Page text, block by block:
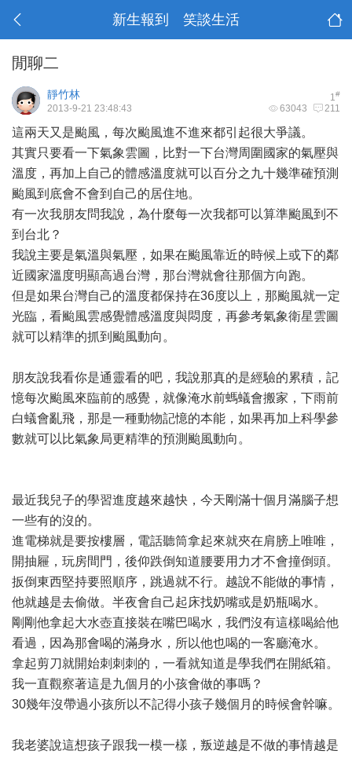
新生報到 笑談生活
閒聊二
1#
靜竹林
63043 211
2013-9-21 23:48:43
這兩天又是颱風，每次颱風進不進來都引起很大爭議。
其實只要看一下氣象雲圖，比對一下台灣周圍國家的氣壓與
溫度，再加上自己的體感溫度就可以百分之九十幾準確預測
颱風到底會不會到自己的居住地。
有一次我朋友問我說，為什麼每一次我都可以算準颱風到不
到台北？
我說主要是氣溫與氣壓，如果在颱風靠近的時候上或下的鄰
近國家溫度明顯高過台灣，那台灣就會往那個方向跑。
但是如果台灣自己的溫度都保持在36度以上，那颱風就一定
光臨，看颱風雲感覺體感溫度與悶度，再參考氣象衛星雲圖
就可以精準的抓到颱風動向。
朋友說我看你是通靈看的吧，我說那真的是經驗的累積，記
憶每次颱風來臨前的感覺，就像淹水前螞蟻會搬家，下雨前
白蟻會亂飛，那是一種動物記憶的本能，如果再加上科學參
數就可以比氣象局更精準的預測颱風動向。
最近我兒子的學習進度越來越快，今天剛滿十個月滿腦子想
一些有的沒的。
進電梯就是要按樓層，電話聽筒拿起來就夾在肩膀上唯唯，
開抽屜，玩房間門，後仰跌倒知道腰要用力才不會撞倒頭。
扳倒東西堅持要照順序，跳過就不行。越說不能做的事情，
他就越是去偷做。半夜會自己起床找奶嘴或是奶瓶喝水。
剛剛他拿起大水壺直接裝在嘴巴喝水，我們沒有這樣喝給他
看過，因為那會喝的滿身水，所以他也喝的一客廳淹水。
拿起剪刀就開始刺刺刺的，一看就知道是學我們在開紙箱。
我一直觀察著這是九個月的小孩會做的事嗎？
30幾年沒帶過小孩所以不記得小孩子幾個月的時候會幹嘛。
我老婆說這想孩子跟我一模一樣，叛逆越是不做的事情越是